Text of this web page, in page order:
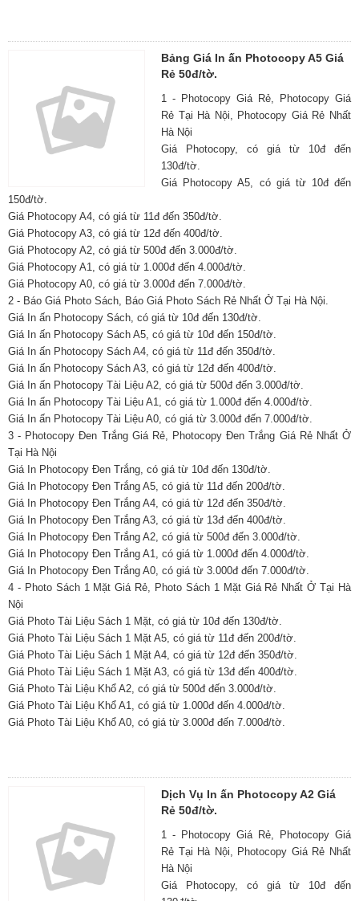
Bảng Giá In ấn Photocopy A5 Giá
Rẻ 50đ/tờ.
1 - Photocopy Giá Rẻ, Photocopy Giá
Rẻ Tại Hà Nội, Photocopy Giá Rẻ Nhất
Hà Nội
Giá Photocopy, có giá từ 10đ đến
130đ/tờ.
Giá Photocopy A5, có giá từ 10đ đến
150đ/tờ.
Giá Photocopy A4, có giá từ 11đ đến 350đ/tờ.
Giá Photocopy A3, có giá từ 12đ đến 400đ/tờ.
Giá Photocopy A2, có giá từ 500đ đến 3.000đ/tờ.
Giá Photocopy A1, có giá từ 1.000đ đến 4.000đ/tờ.
Giá Photocopy A0, có giá từ 3.000đ đến 7.000đ/tờ.
2 - Báo Giá Photo Sách, Báo Giá Photo Sách Rẻ Nhất Ở Tại Hà Nội.
Giá In ấn Photocopy Sách, có giá từ 10đ đến 130đ/tờ.
Giá In ấn Photocopy Sách A5, có giá từ 10đ đến 150đ/tờ.
Giá In ấn Photocopy Sách A4, có giá từ 11đ đến 350đ/tờ.
Giá In ấn Photocopy Sách A3, có giá từ 12đ đến 400đ/tờ.
Giá In ấn Photocopy Tài Liệu A2, có giá từ 500đ đến 3.000đ/tờ.
Giá In ấn Photocopy Tài Liệu A1, có giá từ 1.000đ đến 4.000đ/tờ.
Giá In ấn Photocopy Tài Liệu A0, có giá từ 3.000đ đến 7.000đ/tờ.
3 - Photocopy Đen Trắng Giá Rẻ, Photocopy Đen Trắng Giá Rẻ Nhất Ở
Tại Hà Nội
Giá In Photocopy Đen Trắng, có giá từ 10đ đến 130đ/tờ.
Giá In Photocopy Đen Trắng A5, có giá từ 11đ đến 200đ/tờ.
Giá In Photocopy Đen Trắng A4, có giá từ 12đ đến 350đ/tờ.
Giá In Photocopy Đen Trắng A3, có giá từ 13đ đến 400đ/tờ.
Giá In Photocopy Đen Trắng A2, có giá từ 500đ đến 3.000đ/tờ.
Giá In Photocopy Đen Trắng A1, có giá từ 1.000đ đến 4.000đ/tờ.
Giá In Photocopy Đen Trắng A0, có giá từ 3.000đ đến 7.000đ/tờ.
4 - Photo Sách 1 Mặt Giá Rẻ, Photo Sách 1 Mặt Giá Rẻ Nhất Ở Tại Hà
Nội
Giá Photo Tài Liệu Sách 1 Mặt, có giá từ 10đ đến 130đ/tờ.
Giá Photo Tài Liệu Sách 1 Mặt A5, có giá từ 11đ đến 200đ/tờ.
Giá Photo Tài Liệu Sách 1 Mặt A4, có giá từ 12đ đến 350đ/tờ.
Giá Photo Tài Liệu Sách 1 Mặt A3, có giá từ 13đ đến 400đ/tờ.
Giá Photo Tài Liệu Khổ A2, có giá từ 500đ đến 3.000đ/tờ.
Giá Photo Tài Liệu Khổ A1, có giá từ 1.000đ đến 4.000đ/tờ.
Giá Photo Tài Liệu Khổ A0, có giá từ 3.000đ đến 7.000đ/tờ.
Dịch Vụ In ấn Photocopy A2 Giá
Rẻ 50đ/tờ.
1 - Photocopy Giá Rẻ, Photocopy Giá
Rẻ Tại Hà Nội, Photocopy Giá Rẻ Nhất
Hà Nội
Giá Photocopy, có giá từ 10đ đến